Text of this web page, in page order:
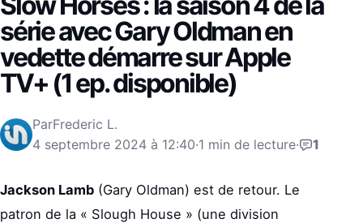
série avec Gary Oldman en
vedette démarre sur Apple
TV+ (1 ep. disponible)
ParFrederic L.
4 septembre 2024 à 12:40·1 min de lecture· 1
Jackson Lamb (Gary Oldman) est de retour. Le
patron de la « Slough House » (une division